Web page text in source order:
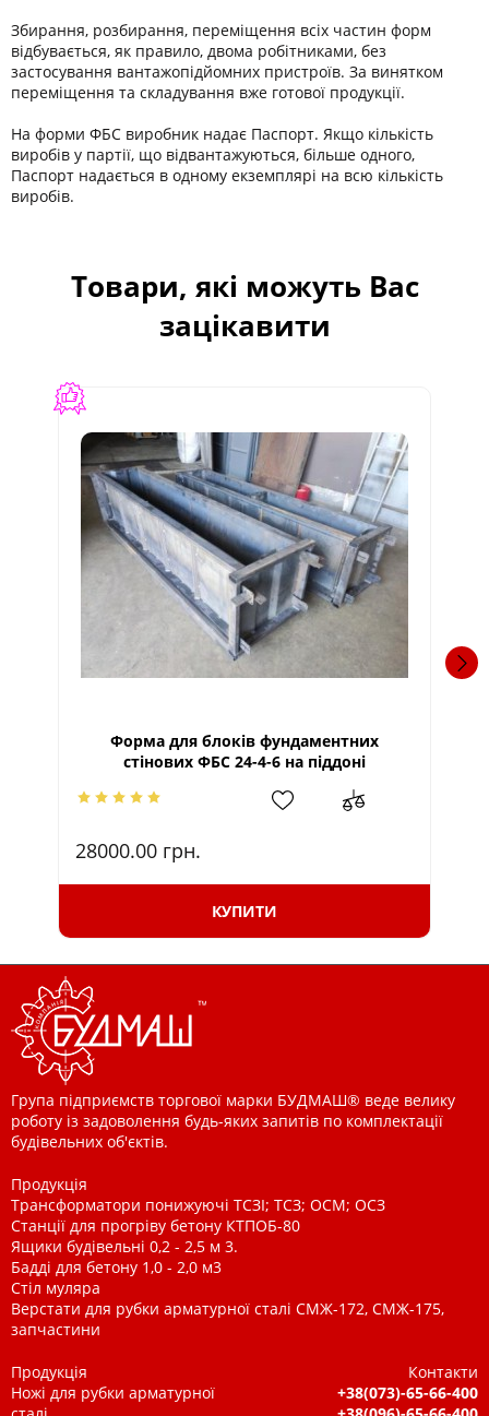
Збирання, розбирання, переміщення всіх частин форм
відбувається, як правило, двома робітниками, без
застосування вантажопідйомних пристроїв. За винятком
переміщення та складування вже готової продукції.
На форми ФБС виробник надає Паспорт. Якщо кількість
виробів у партії, що відвантажуються, більше одного,
Паспорт надається в одному екземплярі на всю кількість
виробів.
Товари, які можуть Вас
зацікавити
Форма для блоків фундаментних
стінових ФБС 24-4-6 на піддоні
28000.00 грн.
КУПИТИ
Група підприємств торгової марки БУДМАШ® веде велику
роботу із задоволення будь-яких запитів по комплектації
будівельних об'єктів.
Продукція
Трансформатори понижуючі ТСЗІ; ТСЗ; ОСМ; ОСЗ
Станції для прогріву бетону КТПОБ-80
Ящики будівельні 0,2 - 2,5 м 3.
Бадді для бетону 1,0 - 2,0 м3
Стіл муляра
Верстати для рубки арматурної сталі СМЖ-172, СМЖ-175,
запчастини
Продукція
Ножі для рубки арматурної
Контакти
+38(073)-65-66-400